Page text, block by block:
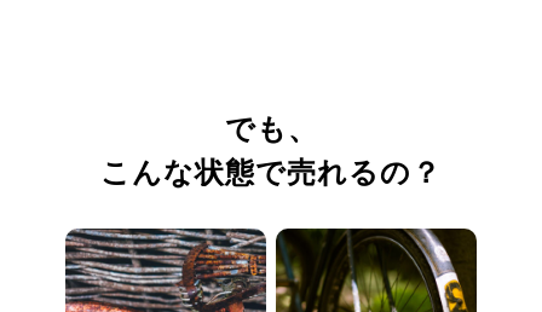
でも、
こんな状態で売れるの？